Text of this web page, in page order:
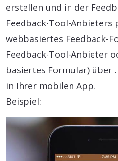
erstellen und in der
Feedback-Tool-Anbieters
webbasiertes Feedback-
Feedback-Tool-Anbieter
basiertes Formular) über
in Ihrer mobilen App.
Beispiel: